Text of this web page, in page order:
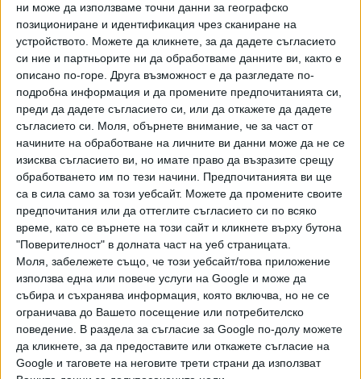
ни може да използваме точни данни за географско
позициониране и идентификация чрез сканиране на
устройството. Можете да кликнете, за да дадете съгласието
си ние и партньорите ни да обработваме данните ви, както е
описано по-горе. Друга възможност е да разгледате по-
подробна информация и да промените предпочитанията си,
преди да дадете съгласието си, или да откажете да дадете
съгласието си. Моля, обърнете внимание, че за част от
начините на обработване на личните ви данни може да не се
изисква съгласието ви, но имате право да възразите срещу
обработването им по тези начини. Предпочитанията ви ще
са в сила само за този уебсайт. Можете да промените своите
предпочитания или да оттеглите съгласието си по всяко
време, като се върнете на този сайт и кликнете върху бутона
"Поверителност" в долната част на уеб страницата.
Моля, забележете също, че този уебсайт/това приложение
използва една или повече услуги на Google и може да
събира и съхранява информация, която включва, но не се
ограничава до Вашето посещение или потребителско
поведение. В раздела за съгласие за Google по-долу можете
да кликнете, за да предоставите или откажете съгласие на
Google и таговете на неговите трети страни да използват
Хавайската Богородица заплака с фентанилови сълзи
Видео Разгледай всички